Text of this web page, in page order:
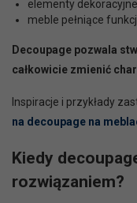
elementy
meble pełniące
Decoupage pozwala
całkowicie zmienić
Inspiracje i przykłady
na decoupage na
Kiedy
rozwiązaniem?